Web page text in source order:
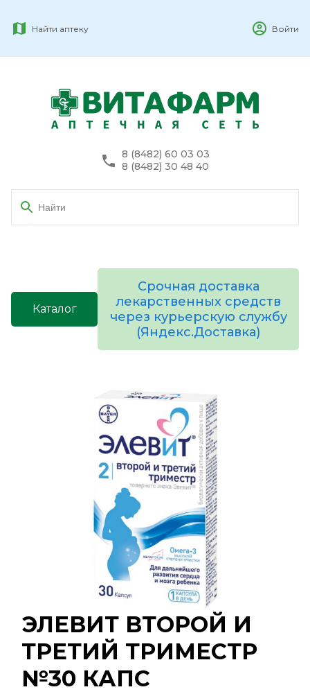
Найти аптеку Войти
8 (8482) 60 03 03
8 (8482) 30 48 40
Каталог
Срочная доставка
лекарственных средств
через курьерскую службу
(Яндекс.Доставка)
ЭЛЕВИТ ВТОРОЙ И
ТРЕТИЙ ТРИМЕСТР
№30 КАПС